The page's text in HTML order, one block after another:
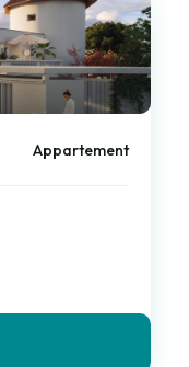
Appartement